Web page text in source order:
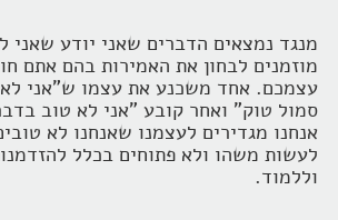
מנגד נמצאים הדברים שאני יודע שאני
מוזמנים לבחון את האמירות בהם אתם
עצמכם. אחד משכנע את עצמו ש"אני
סמול טוק" ואחר קובע "אני לא טוב
אנחנו מגדירים לעצמנו שאנחנו לא
לעשות משהו ולא פתוחים בכלל
וללמוד.